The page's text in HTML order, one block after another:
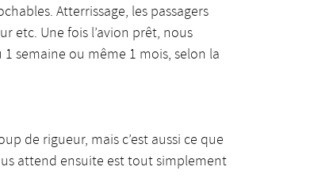
Atterrissage, les passagers
etc. Une fois l’avion prêt, nous
semaine ou même 1 mois, selon la
de rigueur, mais c’est aussi ce que
attend ensuite est tout simplement